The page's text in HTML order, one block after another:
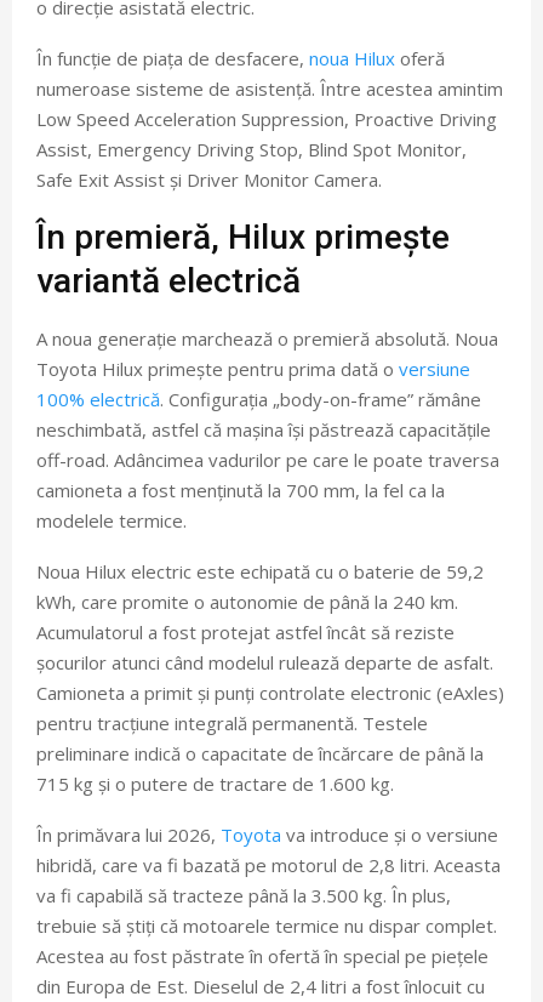
o direcție asistată electric.
În funcție de piața de desfacere, noua Hilux oferă
numeroase sisteme de asistență. Între acestea amintim
Low Speed Acceleration Suppression, Proactive Driving
Assist, Emergency Driving Stop, Blind Spot Monitor,
Safe Exit Assist și Driver Monitor Camera.
În premieră, Hilux primește
variantă electrică
A noua generație marchează o premieră absolută. Noua
Toyota Hilux primește pentru prima dată o versiune
100% electrică. Configurația „body-on-frame” rămâne
neschimbată, astfel că mașina își păstrează capacitățile
off-road. Adâncimea vadurilor pe care le poate traversa
camioneta a fost menținută la 700 mm, la fel ca la
modelele termice.
Noua Hilux electric este echipată cu o baterie de 59,2
kWh, care promite o autonomie de până la 240 km.
Acumulatorul a fost protejat astfel încât să reziste
șocurilor atunci când modelul rulează departe de asfalt.
Camioneta a primit și punți controlate electronic (eAxles)
pentru tracțiune integrală permanentă. Testele
preliminare indică o capacitate de încărcare de până la
715 kg și o putere de tractare de 1.600 kg.
În primăvara lui 2026, Toyota va introduce și o versiune
hibridă, care va fi bazată pe motorul de 2,8 litri. Aceasta
va fi capabilă să tracteze până la 3.500 kg. În plus,
trebuie să știți că motoarele termice nu dispar complet.
Acestea au fost păstrate în ofertă în special pe piețele
din Europa de Est. Dieselul de 2,4 litri a fost înlocuit cu